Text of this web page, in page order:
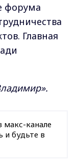
форума
Главная
макс-канале
и будьте в